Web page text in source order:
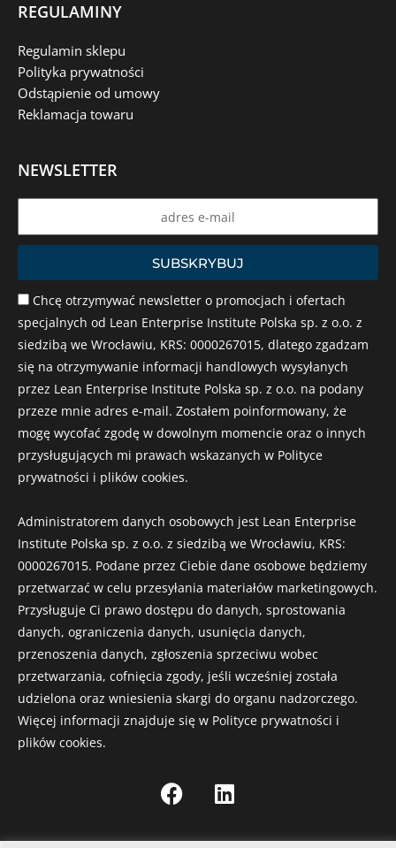
REGULAMINY
Regulamin sklepu
Polityka prywatności
Odstąpienie od umowy
Reklamacja towaru
NEWSLETTER
Chcę otrzymywać newsletter o promocjach i ofertach
specjalnych od Lean Enterprise Institute Polska sp. z o.o. z
siedzibą we Wrocławiu, KRS: 0000267015, dlatego zgadzam
się na otrzymywanie informacji handlowych wysyłanych
przez Lean Enterprise Institute Polska sp. z o.o. na podany
przeze mnie adres e-mail. Zostałem poinformowany, że
mogę wycofać zgodę w dowolnym momencie oraz o innych
przysługujących mi prawach wskazanych w Polityce
prywatności i plików cookies.
Administratorem danych osobowych jest Lean Enterprise
Institute Polska sp. z o.o. z siedzibą we Wrocławiu, KRS:
0000267015. Podane przez Ciebie dane osobowe będziemy
przetwarzać w celu przesyłania materiałów marketingowych.
Przysługuje Ci prawo dostępu do danych, sprostowania
danych, ograniczenia danych, usunięcia danych,
przenoszenia danych, zgłoszenia sprzeciwu wobec
przetwarzania, cofnięcia zgody, jeśli wcześniej została
udzielona oraz wniesienia skargi do organu nadzorczego.
Więcej informacji znajduje się w Polityce prywatności i
plików cookies.
SUBSKRYBUJ
F
a
L
i